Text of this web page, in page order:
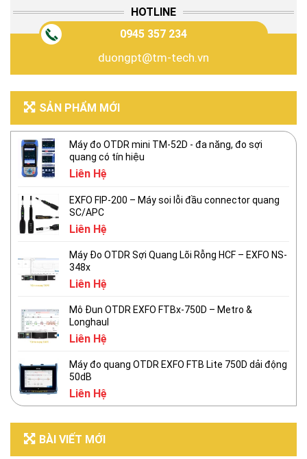
HOTLINE
0945 357 234
duongpt@tm-tech.vn
SẢN PHẨM MỚI
Máy đo OTDR mini TM-52D - đa năng, đo sợi
quang có tín hiệu
Liên Hệ
EXFO FIP-200 – Máy soi lỗi đầu connector quang
SC/APC
Liên Hệ
Máy Đo OTDR Sợi Quang Lõi Rỗng HCF – EXFO NS-
348x
Liên Hệ
Mô Đun OTDR EXFO FTBx-750D – Metro &
Longhaul
Liên Hệ
Máy đo quang OTDR EXFO FTB Lite 750D dải động
50dB
Liên Hệ
BÀI VIẾT MỚI